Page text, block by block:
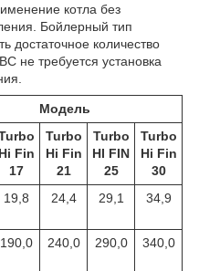
котла без
Бойлерный тип
достаточное количество
не требуется установка
Модель
Hi Fin
17
Turbo
Hi Fin
21
Turbo
HI FIN
25
Turbo
Hi Fin
30
19,8 24,4 29,1 34,9
190,0 240,0 290,0 340,0